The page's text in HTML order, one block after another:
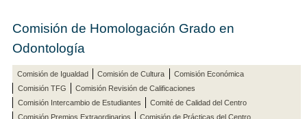
Comisión de Homologación Grado en
Odontología
Comisión de Igualdad Comisión de Cultura
Comisión Económica
Comisión TFG
Comisión Revisión de Calificaciones
Comisión Intercambio de Estudiantes
Comité de Calidad del Centro
Comisión Premios Extraordinarios
Comisión de Prácticas del Centro